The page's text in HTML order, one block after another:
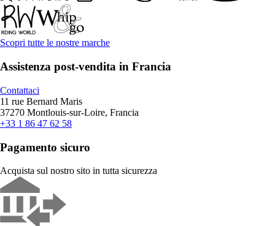
Scopri tutte le nostre marche
Assistenza post-vendita in Francia
Contattaci
11 rue Bernard Maris
37270 Montlouis-sur-Loire, Francia
+33 1 86 47 62 58
Pagamento sicuro
Acquista sul nostro sito in tutta sicurezza